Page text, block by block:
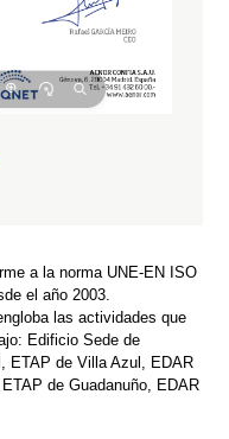
a la norma UNE-EN ISO
el año 2003.
las actividades que
Edificio Sede de
ETAP de Villa Azul, EDAR
de Guadanuño, EDAR